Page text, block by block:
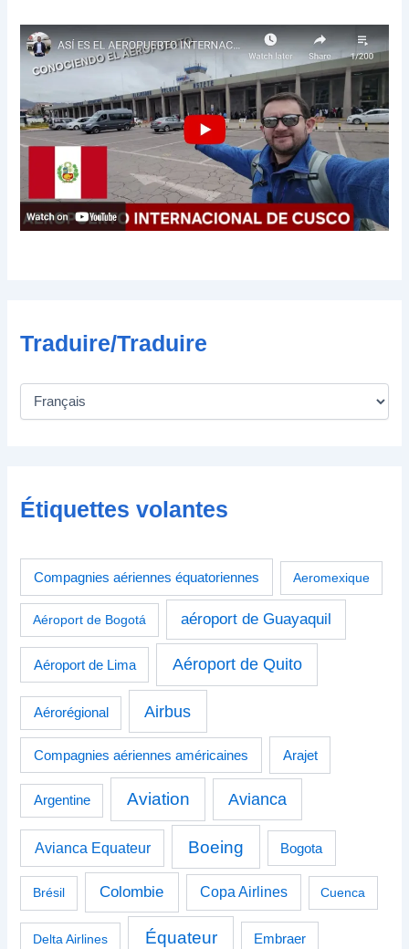
e
r
e
c
t
n
Traduire/Traduire
Étiquettes volantes
Compagnies aériennes équatoriennes Aeromexique
Aéroport de Bogotá aéroport de Guayaquil
Aéroport de Lima Aéroport de Quito
Aérorégional Airbus
Compagnies aériennes américaines Arajet
Argentine Aviation Avianca
Avianca Equateur Boeing Bogota
Brésil Colombie Copa Airlines Cuenca
Delta Airlines Équateur Embraer